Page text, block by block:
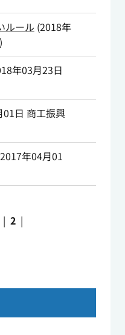
ルール (2018年
年03月23日
日 商工振興
2017年04月01
| 2 |